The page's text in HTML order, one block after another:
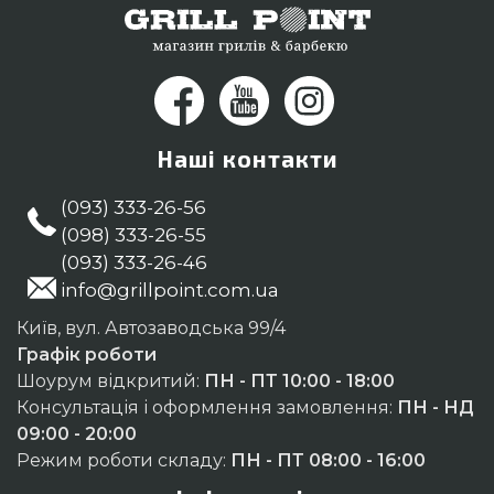
Наші контакти
(093) 333-26-56
(098) 333-26-55
(093) 333-26-46
info@grillpoint.com.ua
Київ, вул. Автозаводська 99/4
Графік роботи
Шоурум відкритий: ПН - ПТ 10:00 - 18:00
Консультація і оформлення замовлення: ПН - НД
09:00 - 20:00
Режим роботи складу: ПН - ПТ 08:00 - 16:00